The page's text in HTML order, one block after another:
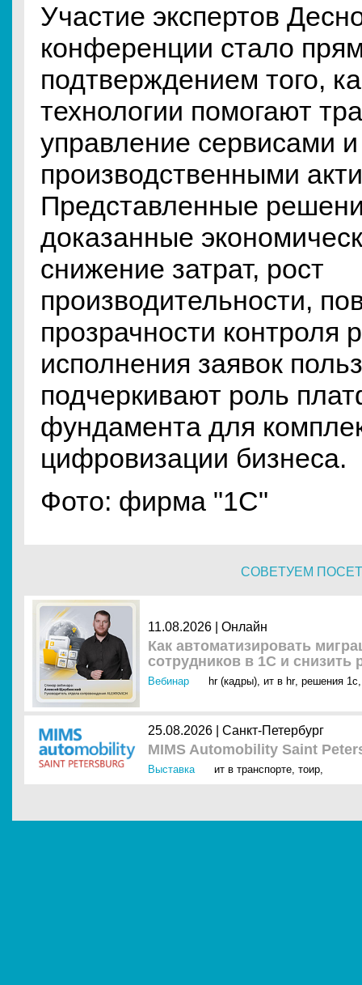
Участие экспертов
конференции стало
подтверждением того,
технологии помогают
управление сервисами и
производственными
Представленные
доказанные
снижение затрат, рост
производительности,
прозрачности контроля
исполнения заявок
подчеркивают роль
фундамента для
цифровизации бизнеса.
Фото: фирма "1С"
СОВЕТУЕМ
11.08.2026 | Онлайн
Как автоматизировать
сотрудников в 1С и снизить
Вебинар hr (кадры), ит в hr, решения 1с,
25.08.2026 | Санкт-Петербург
MIMS Automobility Saint
Выставка ит в транспорте, тоир,